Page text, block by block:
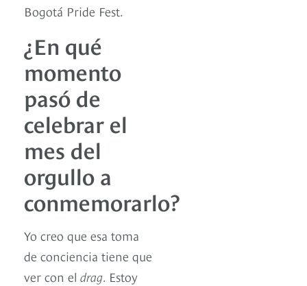
Bogotá Pride Fest.
¿En qué
momento
pasó de
celebrar el
mes del
orgullo a
conmemorarlo?
Yo creo que esa toma
de conciencia tiene que
ver con el drag. Estoy